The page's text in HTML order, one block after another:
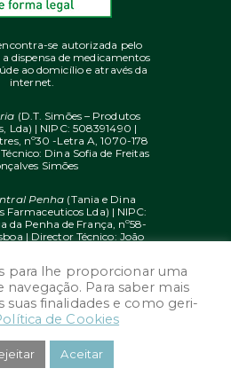
se autorizada pelo
dispensa de medicamentos
ao domicílio e através da
internet.
(D.T. Simões – Produtos
Lda) | NIPC: 508391490 |
nº30 -Letra A, 1070-178
Dina Sofia de Freitas
Simões
Penha (Tania e Dina
Farmaceuticos Lda) | NIPC:
da Penha de França, nº58-
| Director Técnico: João
| Design and
iupi.agencyby Dual Up
Group
para lhe proporcionar uma
Para saber mais
suas finalidades e como geri-
de Cookies
Aceitar